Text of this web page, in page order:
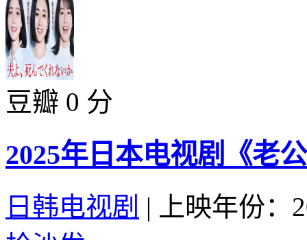
豆瓣 0 分
2025年日本电视剧《老
日韩电视剧 |
上映年份：